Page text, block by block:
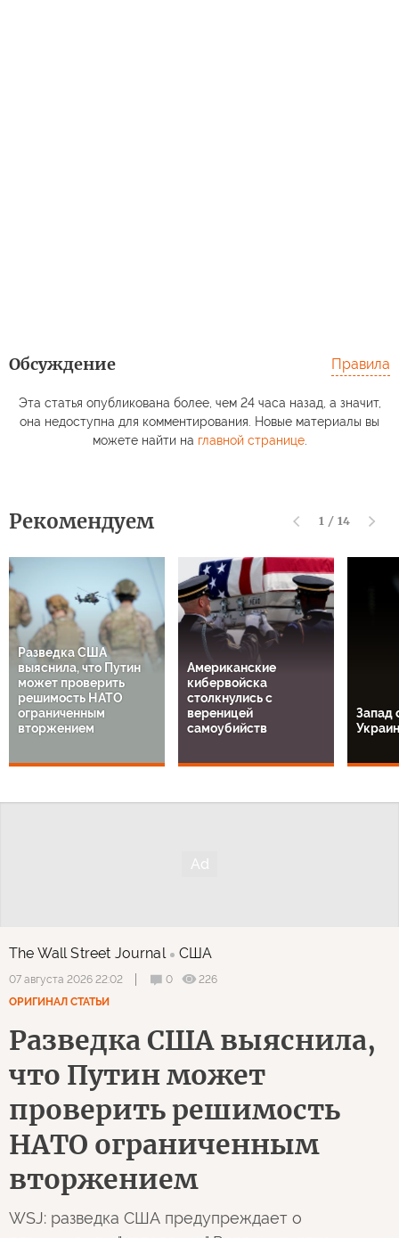
Обсуждение Правила
Эта статья опубликована более, чем 24 часа назад, а значит,
она недоступна для комментирования. Новые материалы вы
можете найти на главной странице.
Рекомендуем 1 / 14
Разведка США
выяснила, что Путин
может проверить
решимость НАТО
ограниченным
вторжением
Американские
кибервойска
столкнулись с
вереницей
самоубийств
Запад
The Wall Street Journal США
07 августа 2026 22:02 0
226
ОРИГИНАЛ СТАТЬИ
Разведка США выяснила,
что Путин может
проверить решимость
НАТО ограниченным
вторжением
WSJ: разведка США предупреждает о